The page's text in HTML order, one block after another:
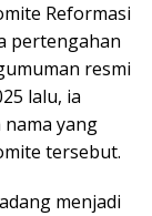
Reformasi
pertengahan
resmi
lalu, ia
yang
tersebut.
menjadi